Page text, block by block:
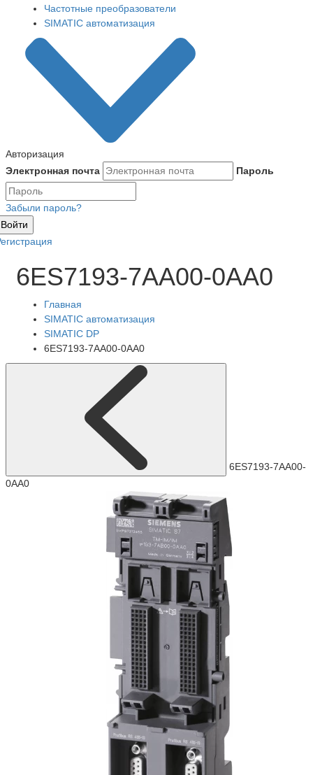
Частотные преобразователи
SIMATIC автоматизация
Авторизация
Электронная почта
Пароль
Забыли пароль?
Войти
6ES7193-7AA00-0AA0
Главная
SIMATIC автоматизация
SIMATIC DP
6ES7193-7AA00-0AA0
6ES7193-7AA00-
0AA0